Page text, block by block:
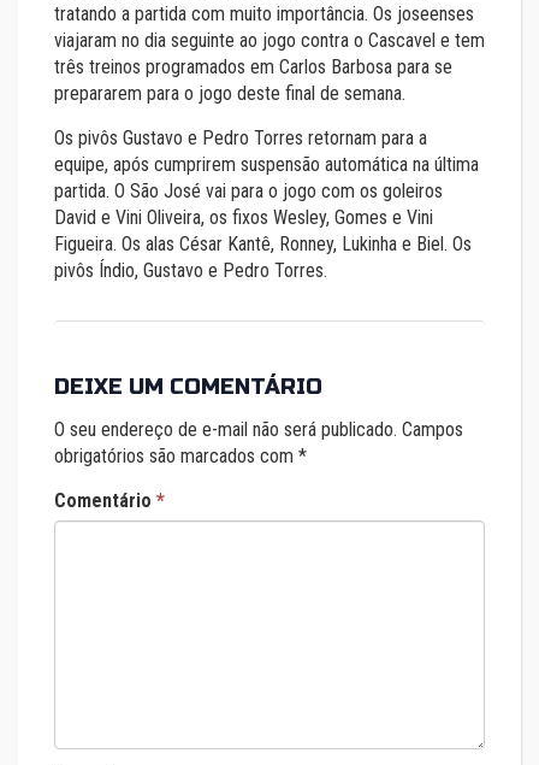
tratando a partida com muito importância. Os joseenses
viajaram no dia seguinte ao jogo contra o Cascavel e tem
três treinos programados em Carlos Barbosa para se
prepararem para o jogo deste final de semana.
Os pivôs Gustavo e Pedro Torres retornam para a
equipe, após cumprirem suspensão automática na última
partida. O São José vai para o jogo com os goleiros
David e Vini Oliveira, os fixos Wesley, Gomes e Vini
Figueira. Os alas César Kantê, Ronney, Lukinha e Biel. Os
pivôs Índio, Gustavo e Pedro Torres.
DEIXE UM COMENTÁRIO
O seu endereço de e-mail não será publicado. Campos
obrigatórios são marcados com *
Comentário *